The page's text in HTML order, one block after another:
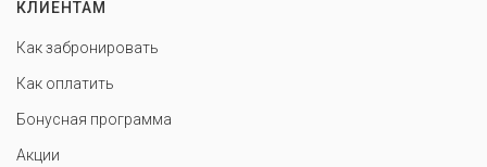
КЛИЕНТАМ
Как забронировать
Как оплатить
Бонусная программа
Акции